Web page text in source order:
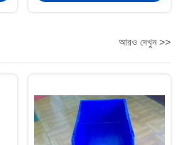
আরও দেখুন >>